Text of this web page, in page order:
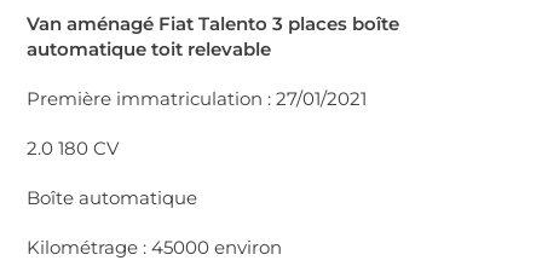
Van aménagé Fiat Talento 3 places boîte
automatique toit relevable
Première immatriculation : 27/01/2021
2.0 180 CV
Boîte automatique
Kilométrage : 45000 environ